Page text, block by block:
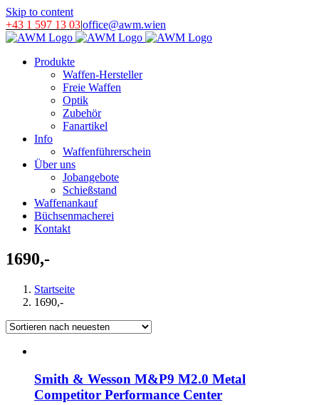
Skip to content
+43 1 597 13 03|office@awm.wien
Produkte
Waffen-Hersteller
Freie Waffen
Optik
Zubehör
Fanartikel
Info
Waffenführerschein
Über uns
Jobangebote
Schießstand
Waffenankauf
Büchsenmacherei
Kontakt
1690,-
Startseite
1690,-
Smith & Wesson M&P9 M2.0 Metal
Competitor Performance Center